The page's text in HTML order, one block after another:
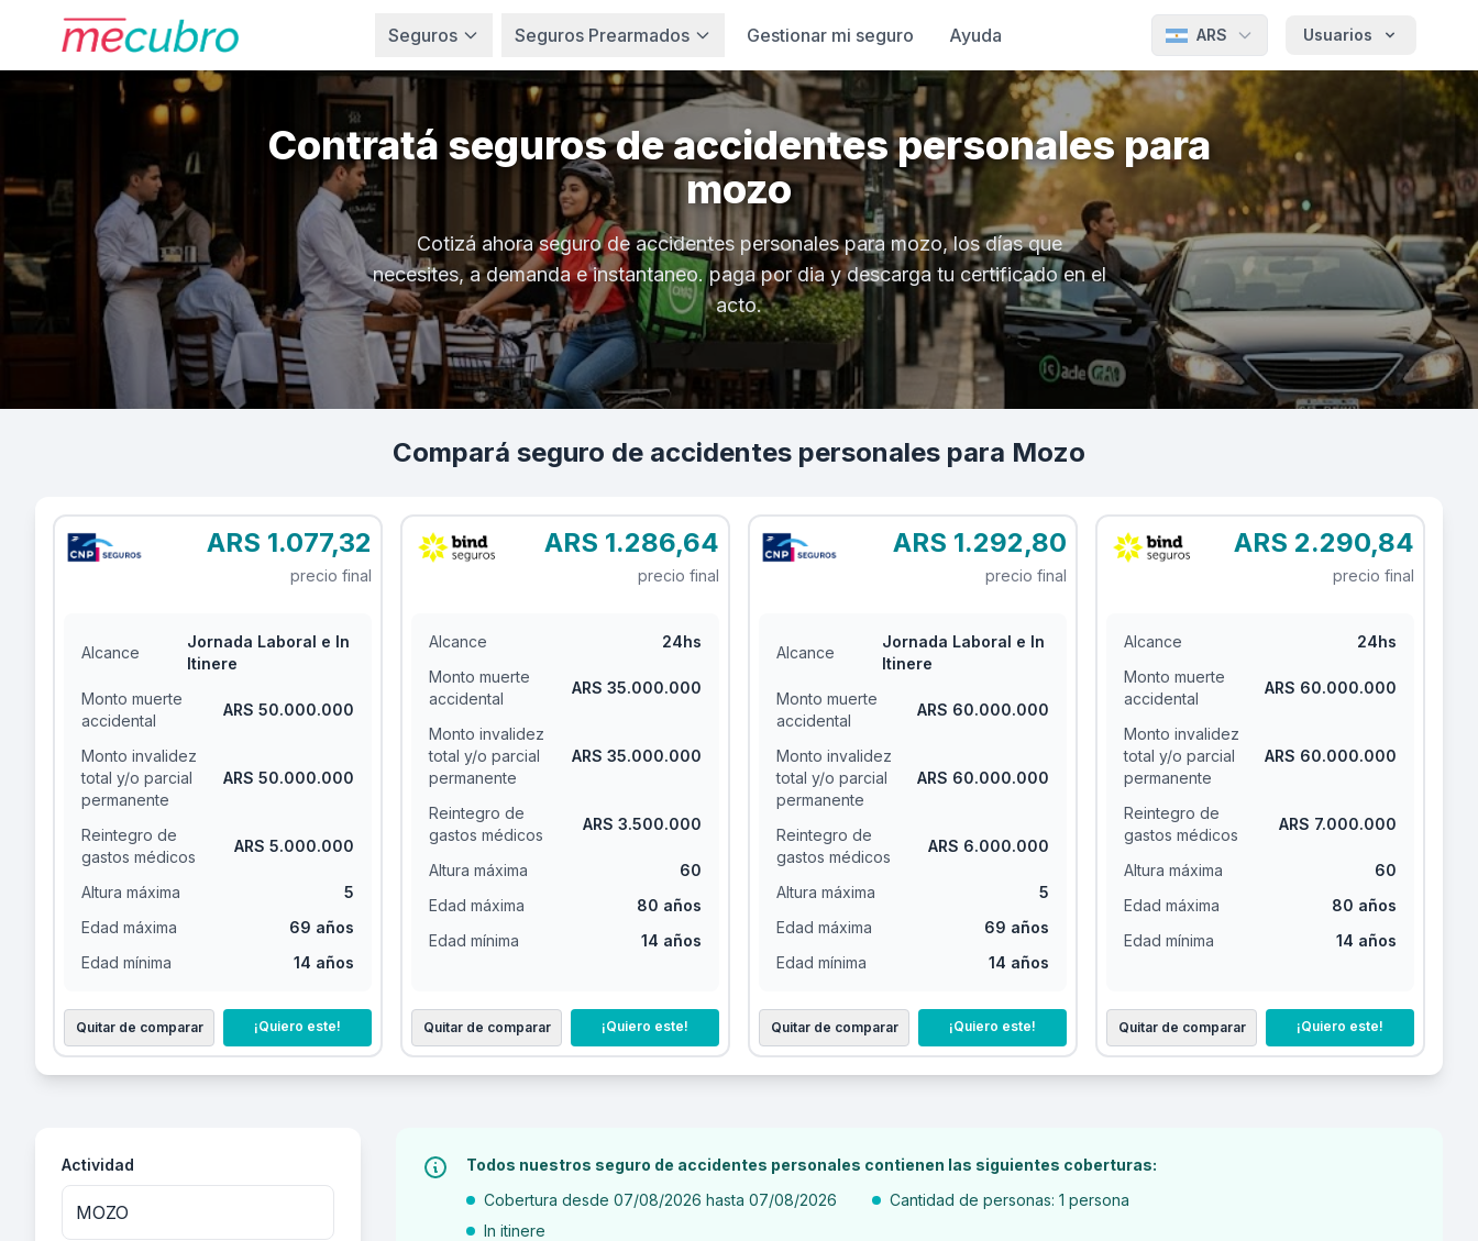
Seguros Seguros Prearmados Gestionar mi seguro Ayuda ARS Usuarios
Contratá seguros de accidentes personales para
mozo
Cotizá ahora seguro de accidentes personales para mozo, los días que
necesites, a demanda e instantaneo. paga por dia y descarga tu certificado en el
acto.
Compará seguro de accidentes personales para Mozo
ARS 1.077,32
precio final
Alcance
Jornada Laboral e In
Itinere
Monto muerte
accidental
ARS 50.000.000
Monto invalidez
total y/o parcial
permanente
ARS 50.000.000
Reintegro de
gastos médicos
ARS 5.000.000
Altura máxima
5
Edad máxima
69 años
Edad mínima
14 años
Quitar de comparar ¡Quiero este!
ARS 1.286,64
precio final
Alcance
24hs
Monto muerte
accidental
ARS 35.000.000
Monto invalidez
total y/o parcial
permanente
ARS 35.000.000
Reintegro de
gastos médicos
ARS 3.500.000
Altura máxima
60
Edad máxima
80 años
Edad mínima
14 años
Quitar de comparar ¡Quiero este!
ARS 1.292,80
precio final
Alcance
Jornada Laboral e In
Itinere
Monto muerte
accidental
ARS 60.000.000
Monto invalidez
total y/o parcial
permanente
ARS 60.000.000
Reintegro de
gastos médicos
ARS 6.000.000
Altura máxima
5
Edad máxima
69 años
Edad mínima
14 años
Quitar de comparar ¡Quiero este!
ARS 2.290,84
precio final
Alcance
24hs
Monto muerte
accidental
ARS 60.000.000
Monto invalidez
total y/o parcial
permanente
ARS 60.000.000
Reintegro de
gastos médicos
ARS 7.000.000
Altura máxima
60
Edad máxima
80 años
Edad mínima
14 años
Quitar de comparar ¡Quiero este!
Actividad
Todos nuestros seguro de accidentes personales contienen las siguientes coberturas:
Cobertura desde 07/08/2026 hasta 07/08/2026
Cantidad de personas: 1 persona
In itinere